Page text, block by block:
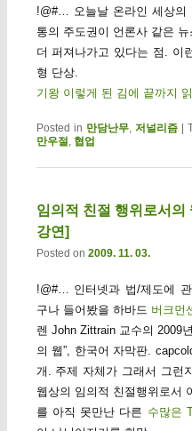
!@#… 오늘날 온라인 세상의
통의 주도권이 언론사 같은
더 퍼져나가고 있다는 점. 이
형 단상.
기왕 이렇게 된 김에 끝까지
Posted in 만담난무, 저널리즘
만우절, 협업
임의적 친절 행위로서
강연]
Posted on 2009. 11. 03.
!@#… 인터넷과 법/제도에
구나 들어봤을 하바드 버크먼
렌 John Zittrain 교수의 2009
의 웹”, 한국어 자막판.
개. 주제 자체가 그래서 그런
웹상의 임의적 친절행위로서
를 아직 못만난 다른 수많은